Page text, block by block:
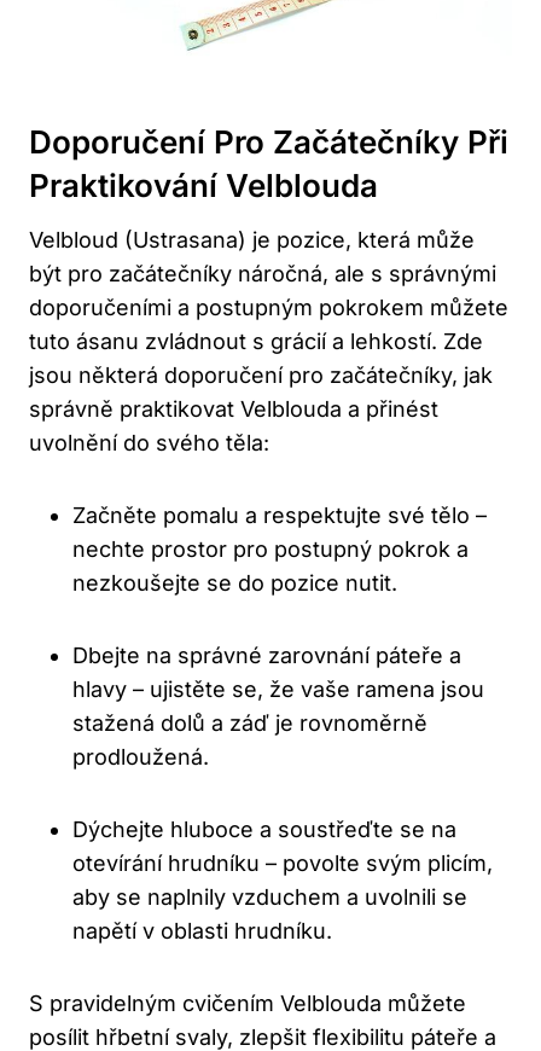
Doporučení Pro Začátečníky Při
Praktikování Velblouda
Velbloud (Ustrasana) je pozice, která může
⁣být pro začátečníky náročná, ale ⁤s správnými
‌doporučeními a postupným​ pokrokem můžete
tuto ásanu zvládnout s grácií a lehkostí. Zde
jsou některá doporučení‌ pro začátečníky, jak
správně praktikovat Velblouda a přinést⁤
uvolnění do svého⁢ těla:
Začněte pomalu‍ a respektujte své tělo –
nechte prostor pro postupný pokrok ​a
nezkoušejte se do pozice nutit.
Dbejte na správné zarovnání páteře a
‌hlavy – ujistěte se, že⁣ vaše ramena jsou
‍stažená dolů ‌a ​záď je rovnoměrně
prodloužená.
Dýchejte hluboce a soustřeďte se na
otevírání hrudníku – povolte svým plicím,
aby se naplnily vzduchem a ⁤uvolnili se
napětí ‍v oblasti hrudníku.
S pravidelným cvičením Velblouda můžete
posílit hřbetní svaly, zlepšit flexibilitu páteře ⁢a